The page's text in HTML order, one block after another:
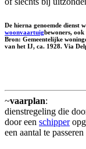
De hierna genoemde dienst
woonvaartuigbewoners,
Bron: Gemeentelijke
van het IJ, ca. 1928. Via
~vaarplan:
dienstregeling die
door een schipper
een aantal te